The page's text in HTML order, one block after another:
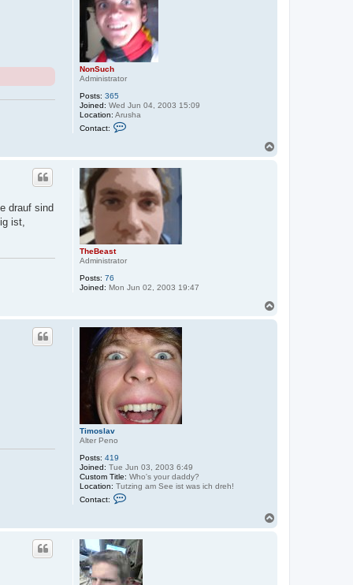
NonSuch
Administrator
Posts: 365
Joined: Wed Jun 04, 2003 15:09
Location: Arusha
Contact:
c
N
o
u
c
h
TheBeast
Administrator
Posts: 76
Joined: Mon Jun 02, 2003 19:47
drauf sind
ist,
Timoslav
Alter Peno
Posts: 419
Joined: Tue Jun 03, 2003 6:49
Custom Title: Who's your daddy?
Location: Tutzing am See ist was ich dreh!
Contact:
c
t
T
i
m